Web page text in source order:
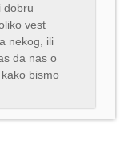
dobru
vest
nekog, ili
da nas o
bismo